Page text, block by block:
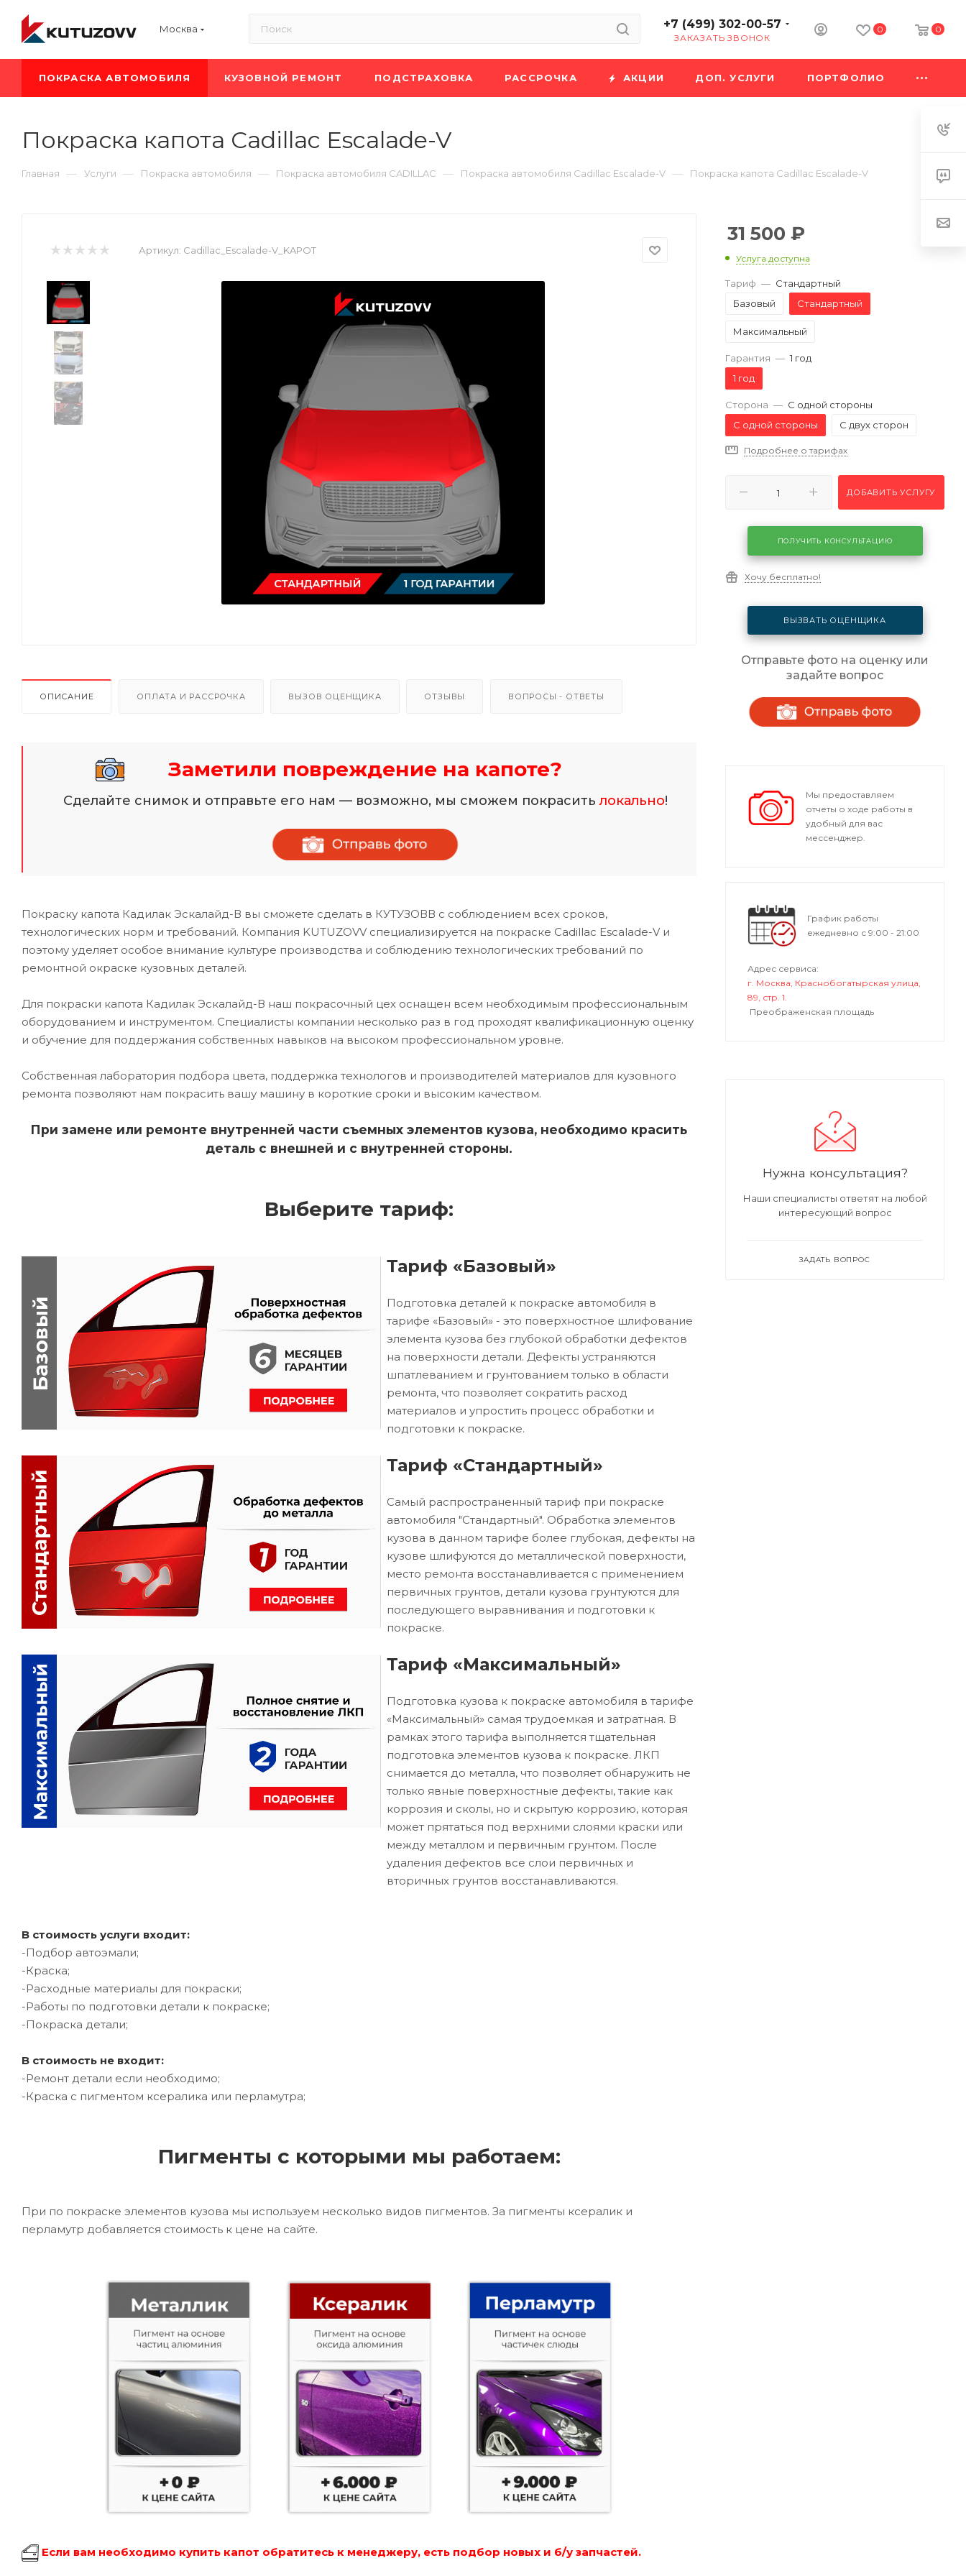
Москва +7 (499) 302-00-57
ЗАКАЗАТЬ ЗВОНОК
0 0
ПОКРАСКА АВТОМОБИЛЯ КУЗОВНОЙ РЕМОНТ ПОДСТРАХОВКА РАССРОЧКА АКЦИИ ДОП. УСЛУГИ ПОРТФОЛИО
Покраска капота Cadillac Escalade-V
Главная — Услуги — Покраска автомобиля — Покраска автомобиля CADILLAC — Покраска автомобиля Cadillac Escalade-V — Покраска капота Cadillac Escalade-V
Артикул: Cadillac_Escalade-V_KAPOT
ОПИСАНИЕ ОПЛАТА И РАССРОЧКА ВЫЗОВ ОЦЕНЩИКА ОТЗЫВЫ ВОПРОСЫ - ОТВЕТЫ
Заметили повреждение на капоте?
Сделайте снимок и отправьте его нам — возможно, мы сможем покраситьлокально!
Покраску капота Кадилак Эскалайд-В вы сможете сделать в КУТУЗОВВ с соблюдением всех сроков,
технологических норм и требований. Компания KUTUZOVV специализируется на покраске Cadillac Escalade-V и
поэтому уделяет особое внимание культуре производства и соблюдению технологических требований по
ремонтной окраске кузовных деталей.
Для покраски капота Кадилак Эскалайд-В наш покрасочный цех оснащен всем необходимым профессиональным
оборудованием и инструментом. Специалисты компании несколько раз в год проходят квалификационную оценку
и обучение для поддержания собственных навыков на высоком профессиональном уровне.
Собственная лаборатория подбора цвета, поддержка технологов и производителей материалов для кузовного
ремонта позволяют нам покрасить вашу машину в короткие сроки и высоким качеством.
При замене или ремонте внутренней части съемных элементов кузова, необходимо красить
деталь с внешней и с внутренней стороны.
Выберите тариф:
Тариф «Базовый»
Подготовка деталей к покраске автомобиля в
тарифе «Базовый» - это поверхностное шлифование
элемента кузова без глубокой обработки дефектов
на поверхности детали. Дефекты устраняются
шпатлеванием и грунтованием только в области
ремонта, что позволяет сократить расход
материалов и упростить процесс обработки и
подготовки к покраске.
Тариф «Стандартный»
Самый распространенный тариф при покраске
автомобиля "Стандартный". Обработка элементов
кузова в данном тарифе более глубокая, дефекты на
кузове шлифуются до металлической поверхности,
место ремонта восстанавливается с применением
первичных грунтов, детали кузова грунтуются для
последующего выравнивания и подготовки к
покраске.
Тариф «Максимальный»
Подготовка кузова к покраске автомобиля в тарифе
«Максимальный» самая трудоемкая и затратная. В
рамках этого тарифа выполняется тщательная
подготовка элементов кузова к покраске. ЛКП
снимается до металла, что позволяет обнаружить не
только явные поверхностные дефекты, такие как
коррозия и сколы, но и скрытую коррозию, которая
может прятаться под верхними слоями краски или
между металлом и первичным грунтом. После
удаления дефектов все слои первичных и
вторичных грунтов восстанавливаются.
В стоимость услуги входит:
-Подбор автоэмали;
-Краска;
-Расходные материалы для покраски;
-Работы по подготовки детали к покраске;
-Покраска детали;
В стоимость не входит:
-Ремонт детали если необходимо;
-Краска с пигментом ксералика или перламутра;
Пигменты с которыми мы работаем:
При по покраске элементов кузова мы используем несколько видов пигментов. За пигменты ксералик и
перламутр добавляется стоимость к цене на сайте.
Если вам необходимо купить капот обратитесь к менеджеру, есть подбор новых и б/у запчастей.
31 500 ₽
Услуга доступна
Тариф — Стандартный
Базовый
Стандартный
Максимальный
Гарантия — 1 год
1 год
Сторона — С одной стороны
С одной стороны
С двух сторон
Подробнее о тарифах
ДОБАВИТЬ УСЛУГУ
ПОЛУЧИТЬ КОНСУЛЬТАЦИЮ
Хочу бесплатно!
ВЫЗВАТЬ ОЦЕНЩИКА
Отправьте фото на оценку или
задайте вопрос
Мы предоставляем
отчеты о ходе работы в
удобный для вас
мессенджер.
График работы
ежедневно с 9:00 - 21:00
Адрес сервиса:
г. Москва, Краснобогатырская улица,
89, стр. 1.
Преображенская площадь
Нужна консультация?
Наши специалисты ответят на любой
интересующий вопрос
ЗАДАТЬ ВОПРОС